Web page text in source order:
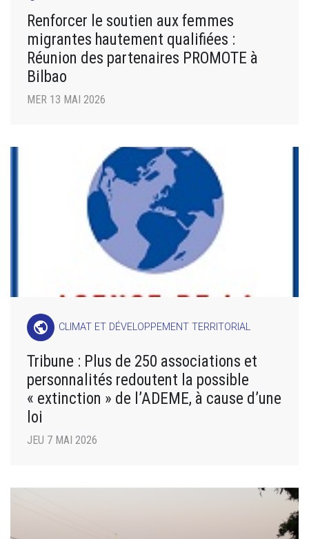
Renforcer le soutien aux femmes
migrantes hautement qualifiées :
Réunion des partenaires PROMOTE à
Bilbao
MER 13 MAI 2026
public CLIMAT ET DÉVELOPPEMENT TERRITORIAL
Tribune : Plus de 250 associations et
personnalités redoutent la possible
« extinction » de l’ADEME, à cause d’une
loi
JEU 7 MAI 2026